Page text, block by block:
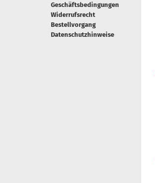
Geschäftsbedingungen
Widerrufsrecht
Bestellvorgang
Datenschutzhinweise